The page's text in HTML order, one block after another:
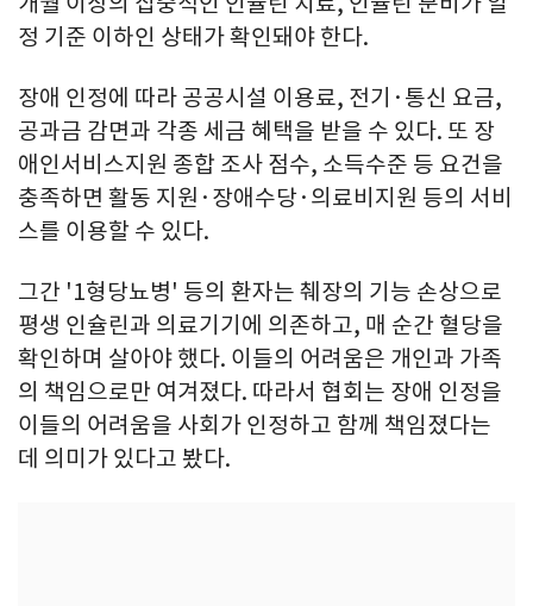
정 기준 이하인 상태가 확인돼야 한다.
장애 인정에 따라 공공시설 이용료, 전기·통신 요금,
공과금 감면과 각종 세금 혜택을 받을 수 있다. 또 장
애인서비스지원 종합 조사 점수, 소득수준 등 요건을
충족하면 활동 지원·장애수당·의료비지원 등의 서비
스를 이용할 수 있다.
그간 '1형당뇨병' 등의 환자는 췌장의 기능 손상으로
평생 인슐린과 의료기기에 의존하고, 매 순간 혈당을
확인하며 살아야 했다. 이들의 어려움은 개인과 가족
의 책임으로만 여겨졌다. 따라서 협회는 장애 인정을
이들의 어려움을 사회가 인정하고 함께 책임졌다는
데 의미가 있다고 봤다.